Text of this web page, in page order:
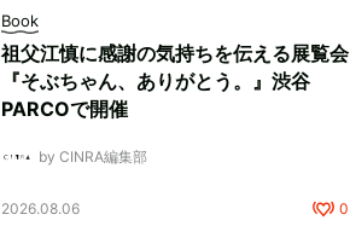
Book
祖父江慎に感謝の気持ちを伝える展覧会
『そぶちゃん、ありがとう。』渋谷
PARCOで開催
by CINRA編集部
2026.08.06 0